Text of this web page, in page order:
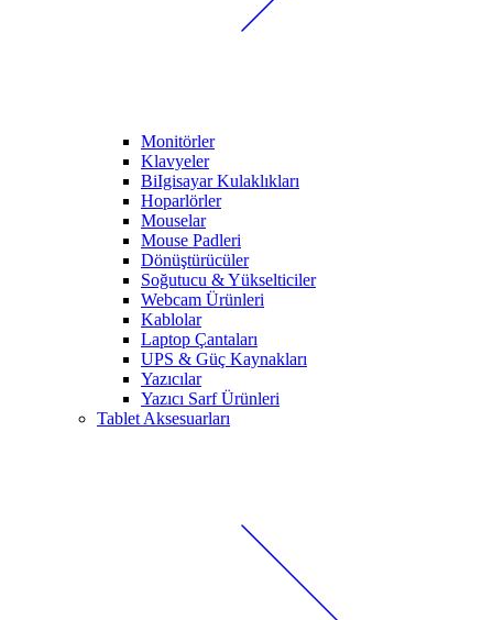
Monitörler
Klavyeler
BiIgisayar Kulaklıkları
Hoparlörler
Mouselar
Mouse Padleri
Dönüştürücüler
Soğutucu & Yükselticiler
Webcam Ürünleri
Kablolar
Laptop Çantaları
UPS & Güç Kaynakları
Yazıcılar
Yazıcı Sarf Ürünleri
Tablet Aksesuarları